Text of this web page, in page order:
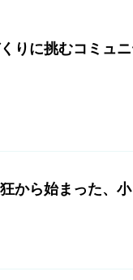
りに挑むコミュニ
から始まった、